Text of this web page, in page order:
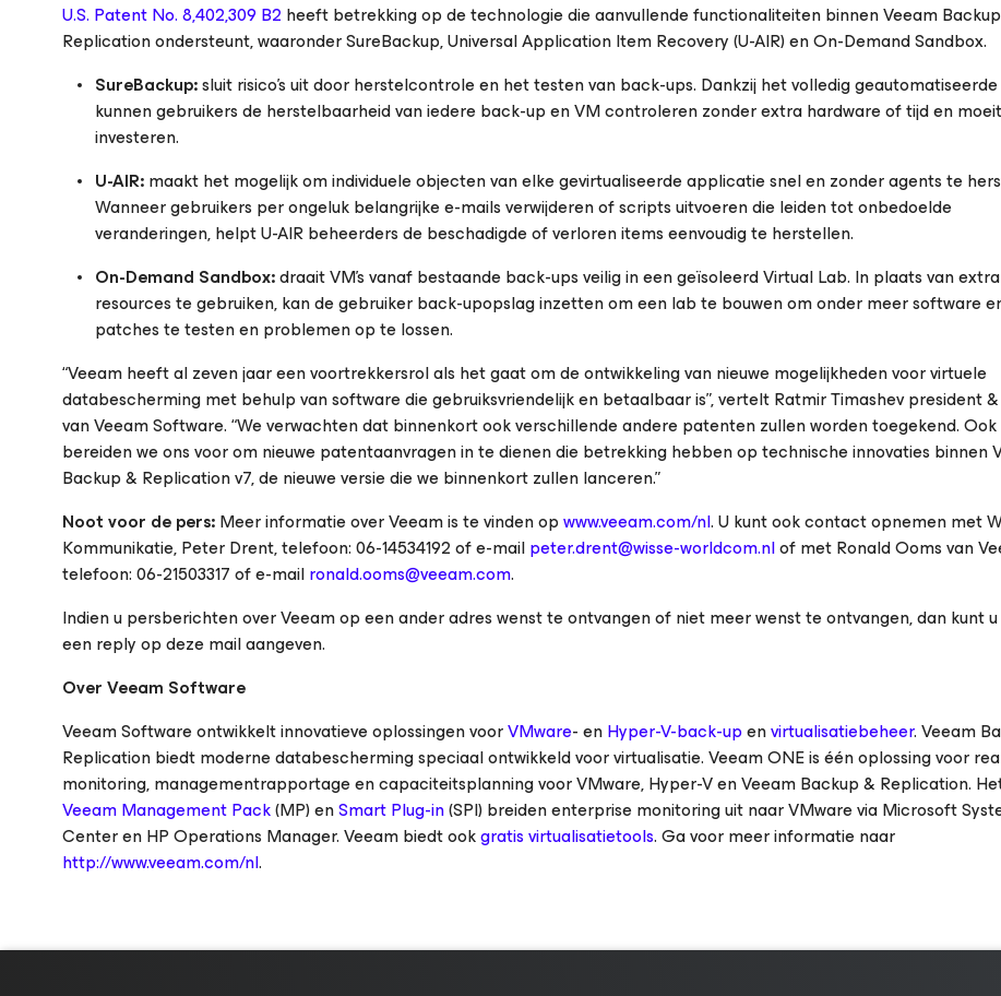
U.S. Patent No. 8,402,309 B2 heeft betrekking op de technologie die aanvullende functionaliteiten binnen Veeam
Replication ondersteunt, waaronder SureBackup, Universal Application Item Recovery (U-AIR) en On-Demand Sandbox.
SureBackup:sluit risico’s uit door herstelcontrole en het testen van back-ups. Dankzij het volledig
kunnen gebruikers de herstelbaarheid van iedere back-up en VM controleren zonder extra hardware of tijd en
investeren.
U-AIR:maakt het mogelijk om individuele objecten van elke gevirtualiseerde applicatie snel en zonder agents te
Wanneer gebruikers per ongeluk belangrijke e-mails verwijderen of scripts uitvoeren die leiden tot onbedoelde
veranderingen, helpt U-AIR beheerders de beschadigde of verloren items eenvoudig te herstellen.
On-Demand Sandbox:draait VM’s vanaf bestaande back-ups veilig in een geïsoleerd Virtual Lab. In plaats van extra
resources te gebruiken, kan de gebruiker back-upopslag inzetten om een lab te bouwen om onder meer software
patches te testen en problemen op te lossen.
“Veeam heeft al zeven jaar een voortrekkersrol als het gaat om de ontwikkeling van nieuwe mogelijkheden voor virtuele
databescherming met behulp van software die gebruiksvriendelijk en betaalbaar is”, vertelt Ratmir Timashev president
van Veeam Software. “We verwachten dat binnenkort ook verschillende andere patenten zullen worden toegekend. Ook
bereiden we ons voor om nieuwe patentaanvragen in te dienen die betrekking hebben op technische innovaties binnen
Backup & Replication v7, de nieuwe versie die we binnenkort zullen lanceren.”
Noot voor de pers:Meer informatie over Veeam is te vinden opwww.veeam.com/nl. U kunt ook contact opnemen met
Kommunikatie, Peter Drent, telefoon: 06-14534192 of e-mailpeter.drent@wisse-worldcom.nlof met Ronald Ooms van
telefoon: 06-21503317 of e-mailronald.ooms@veeam.com.
Indien u persberichten over Veeam op een ander adres wenst te ontvangen of niet meer wenst te ontvangen, dan kunt
een reply op deze mail aangeven.
Over Veeam Software
Veeam Software ontwikkelt innovatieve oplossingen voorVMware- enHyper-V-back-upenvirtualisatiebeheer. Veeam
Replication biedt moderne databescherming speciaal ontwikkeld voor virtualisatie. Veeam ONE is één oplossing voor
monitoring, managementrapportage en capaciteitsplanning voor VMware, Hyper-V en Veeam Backup & Replication.
Veeam Management Pack(MP) enSmart Plug-in(SPI) breiden enterprise monitoring uit naar VMware via Microsoft
Center en HP Operations Manager. Veeam biedt ookgratis virtualisatietools. Ga voor meer informatie naar
http://www.veeam.com/nl.